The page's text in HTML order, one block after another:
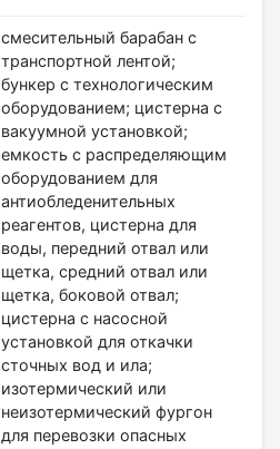
смесительный барабан с
транспортной лентой;
бункер с технологическим
оборудованием; цистерна c
вакуумной установкой;
емкость с распределяющим
оборудованием для
антиобледенительных
реагентов, цистерна для
воды, передний отвал или
щетка, средний отвал или
щетка, боковой отвал;
цистерна с насосной
установкой для откачки
сточных вод и ила;
изотермический или
неизотермический фургон
для перевозки опасных